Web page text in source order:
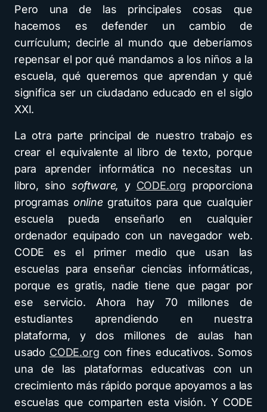
Pero una de las principales cosas que
hacemos es defender un cambio de
currículum; decirle al mundo que deberíamos
repensar el por qué mandamos a los niños a la
escuela, qué queremos que aprendan y qué
significa ser un ciudadano educado en el siglo
XXI.
La otra parte principal de nuestro trabajo es
crear el equivalente al libro de texto, porque
para aprender informática no necesitas un
libro, sino software, y CODE.org proporciona
programas online gratuitos para que cualquier
escuela pueda enseñarlo en cualquier
ordenador equipado con un navegador web.
CODE es el primer medio que usan las
escuelas para enseñar ciencias informáticas,
porque es gratis, nadie tiene que pagar por
ese servicio. Ahora hay 70 millones de
estudiantes aprendiendo en nuestra
plataforma, y dos millones de aulas han
usado CODE.org con fines educativos. Somos
una de las plataformas educativas con un
crecimiento más rápido porque apoyamos a las
escuelas que comparten esta visión. Y CODE